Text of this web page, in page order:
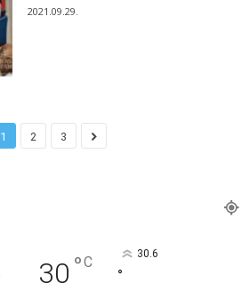
2021.09.29.
1 2 3
30 °C 30.6
°